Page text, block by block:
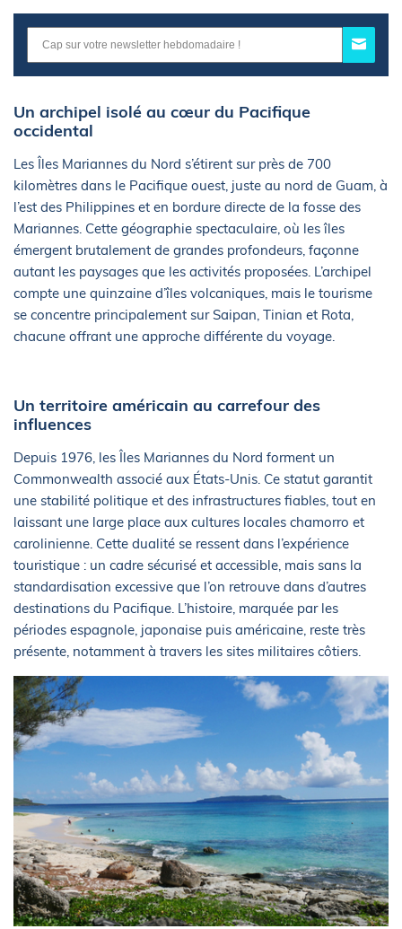
Un archipel isolé au cœur du Pacifique
occidental
Les Îles Mariannes du Nord s’étirent sur près de 700
kilomètres dans le Pacifique ouest, juste au nord de Guam, à
l’est des Philippines et en bordure directe de la fosse des
Mariannes. Cette géographie spectaculaire, où les îles
émergent brutalement de grandes profondeurs, façonne
autant les paysages que les activités proposées. L’archipel
compte une quinzaine d’îles volcaniques, mais le tourisme
se concentre principalement sur Saipan, Tinian et Rota,
chacune offrant une approche différente du voyage.
Un territoire américain au carrefour des
influences
Depuis 1976, les Îles Mariannes du Nord forment un
Commonwealth associé aux États-Unis. Ce statut garantit
une stabilité politique et des infrastructures fiables, tout en
laissant une large place aux cultures locales chamorro et
carolinienne. Cette dualité se ressent dans l’expérience
touristique : un cadre sécurisé et accessible, mais sans la
standardisation excessive que l’on retrouve dans d’autres
destinations du Pacifique. L’histoire, marquée par les
périodes espagnole, japonaise puis américaine, reste très
présente, notamment à travers les sites militaires côtiers.